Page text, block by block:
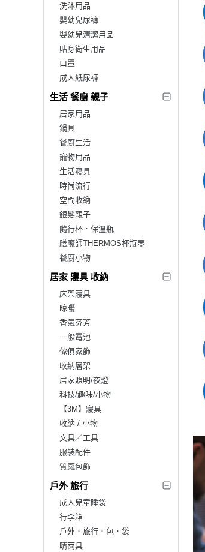
洗沐用品
嬰幼兒尿褲
嬰幼兒清潔用品
貼身衛生用品
口罩
成人紙尿褲
生活 餐廚 親子
居家用品
鍋具
餐廚生活
寵物用品
生活寢具
時尚流行
空間收納
銀髮親子
隨行杯．保溫瓶
膳魔師THERMOS杯瓶壺
餐廚小物
居家 寢具 收納
床架寢具
晾曬
香氣芬芳
一般電池
傢俱家飾
收納層架
居家照明/夜燈
科技/趣味/小物
【3M】寢具
收納 / 小物
文具／工具
服裝配件
質感包飾
戶外 旅行
成人兒童睡袋
行李箱
戶外．旅行．包．袋
晴雨具